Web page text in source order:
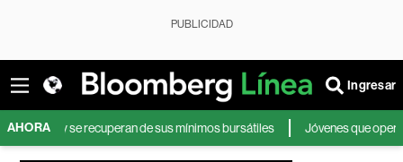
PUBLICIDAD
Ingresar
AHORA
y se recuperan de sus mínimos bursátiles Jóvenes que operan en